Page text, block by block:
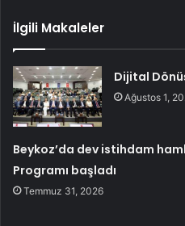
İlgili Makaleler
Dijital
Ağustos 1,
Beykoz’da dev istihdam
Programı başladı
Temmuz 31, 2026